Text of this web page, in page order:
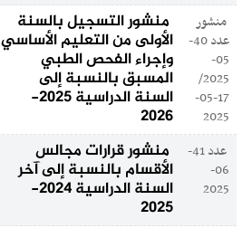
منشور
عدد 40-
05-
2025/
17-05-
2025
منشور التسجيل بالسنة
الأولى من التعليم الأساسي
وإجراء الفحص الطبي
المسبق بالنسبة إلى
السنة الدراسية 2025-
2026
عدد 41-
06-
2025
منشور قرارات مجالس
الأقسام بالنسبة إلى آخر
السنة الدراسية 2024-
2025